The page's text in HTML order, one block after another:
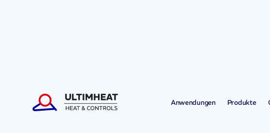
Anwendungen Produkte